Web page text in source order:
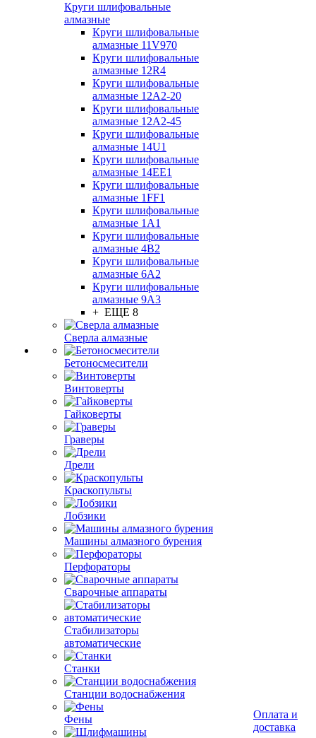
Круги шлифовальные
алмазные
Круги шлифовальные
алмазные 11V970
Круги шлифовальные
алмазные 12R4
Круги шлифовальные
алмазные 12А2-20
Круги шлифовальные
алмазные 12А2-45
Круги шлифовальные
алмазные 14U1
Круги шлифовальные
алмазные 14ЕЕ1
Круги шлифовальные
алмазные 1FF1
Круги шлифовальные
алмазные 1А1
Круги шлифовальные
алмазные 4В2
Круги шлифовальные
алмазные 6A2
Круги шлифовальные
алмазные 9А3
+ ЕЩЕ 8
Сверла алмазные
Бетоносмесители
Винтоверты
Гайковерты
Граверы
Дрели
Краскопульты
Лобзики
Машины алмазного бурения
Перфораторы
Сварочные аппараты
Стабилизаторы
автоматические
Станки
Станции водоснабжения
Фены
Оплата и
доставка